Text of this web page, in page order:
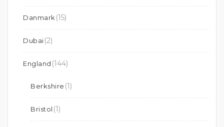
Danmark (15)
Dubai(2)
England (144)
Berkshire (1)
Bristol (1)